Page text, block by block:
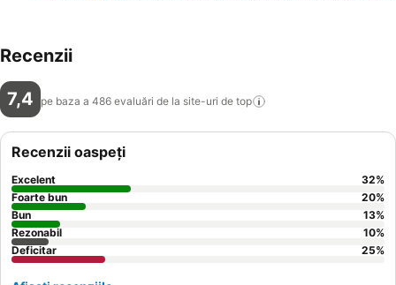
Recenzii
7,4 pe baza a 486 evaluări de la site-uri de top
Recenzii oaspeți
Excelent 32%
Foarte bun
20%
Bun
13%
Rezonabil
10%
Deficitar
25%